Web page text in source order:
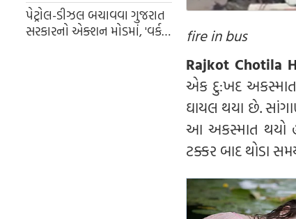
પેટ્રોલ-ડીઝલ બચાવવા ગુજરાત
સરકારનો એક્શન મોડમાં, 'વર્ક
fire in bus
Rajkot Chotila
એક દુ:ખદ
ઘાયલ થયા છે.
આ અકસ્માત થયો
ટક્કર બાદ થોડા